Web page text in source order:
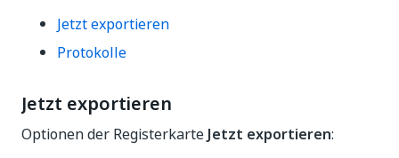
Jetzt exportieren
Protokolle
Jetzt exportieren
Optionen der RegisterkarteJetzt exportieren: